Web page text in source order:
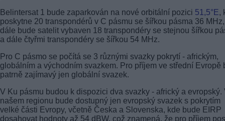
Belintersat 1 bude zaparkován na nové orbitální pozici 51,5°E,
poskytne 20 transpondérů v C pásmu se šířkou pásma 36 MHz,
dále bude satelit vybaven 18 transpondéry se stejnou šířkou
a dále čtyřmi transpondéry se šířkou 54 MHz.
Pro C pásmo se počítá se 3 různými svazky pokrytí - africkým,
globálním a východním svazkem. Pro příjem ve střední Evropě
patrně zajímavý jen globální svazek.
V Ku pásmu budou k dispozici dva svazky - africký a evropský.
našem regionu bude dostupný jen evropský svazek s pokrytím
velké části Evropy, včetně Česka a Slovenska, kde bude EIRP
dosahovat hodnoty až 54 dBW, což znamená, že pro příjem